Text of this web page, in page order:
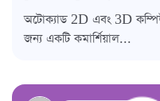
অটোক্যাড 2D এবং 3D
জন্য একটি কমার্শিয়াল...